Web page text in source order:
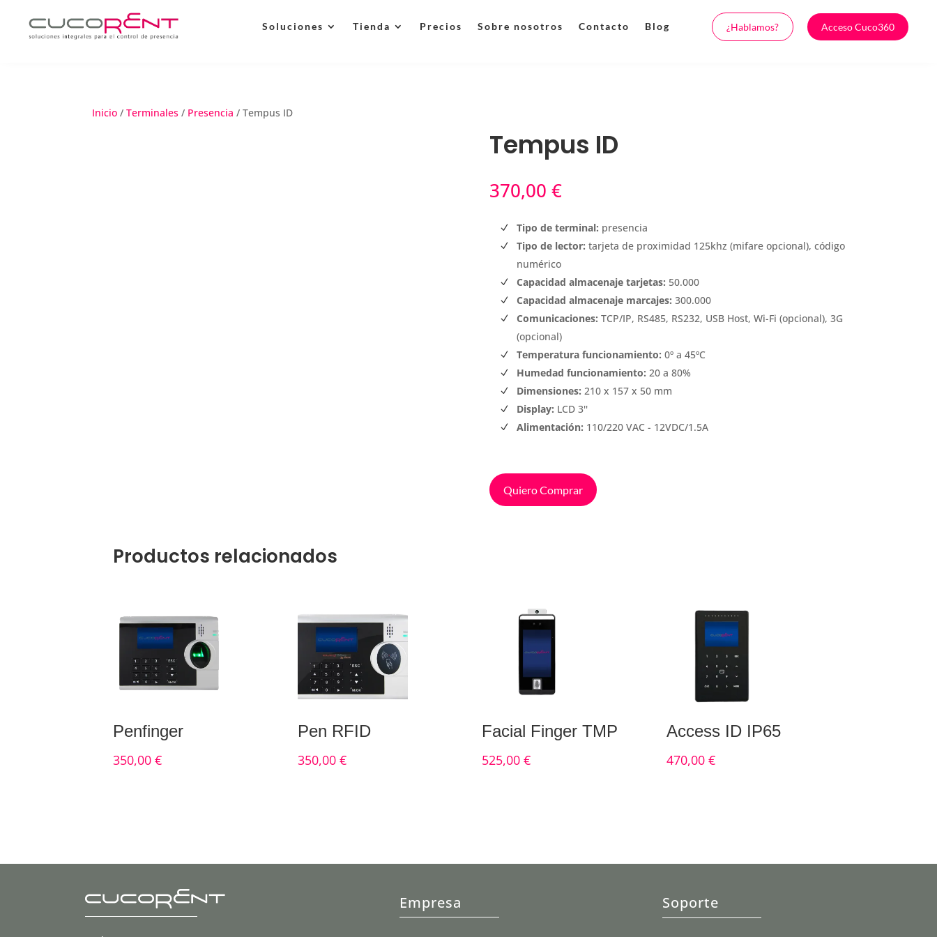
Soluciones Tienda Precios Sobre nosotros Contacto Blog ¿Hablamos? Acceso Cuco360
Inicio / Terminales / Presencia / Tempus ID
Tempus ID
370,00 €
Tipo de terminal: presencia
Tipo de lector: tarjeta de proximidad 125khz (mifare opcional), código
numérico
Capacidad almacenaje tarjetas: 50.000
Capacidad almacenaje marcajes: 300.000
Comunicaciones: TCP/IP, RS485, RS232, USB Host, Wi-Fi (opcional), 3G
(opcional)
Temperatura funcionamiento: 0º a 45ºC
Humedad funcionamiento: 20 a 80%
Dimensiones: 210 x 157 x 50 mm
Display: LCD 3''
Alimentación: 110/220 VAC - 12VDC/1.5A
Quiero Comprar
Productos relacionados
Penfinger
350,00 €
Pen RFID
350,00 €
Facial Finger TMP
525,00€
Access ID IP65
470,00€
Empresa Soporte